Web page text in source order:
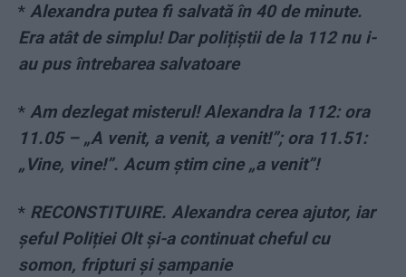
* Alexandra putea fi salvată în 40 de minute.
Era atât de simplu! Dar polițiștii de la 112 nu i-
au pus întrebarea salvatoare
* Am dezlegat misterul! Alexandra la 112: ora
11.05 – „A venit, a venit, a venit!”; ora 11.51:
„Vine, vine!”. Acum știm cine „a venit”!
* RECONSTITUIRE. Alexandra cerea ajutor, iar
șeful Poliției Olt și-a continuat cheful cu
somon, fripturi și șampanie